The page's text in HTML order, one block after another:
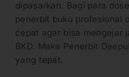
dipasarkan. Bagi para
penerbit buku profesional
cepat agar bisa mengejar
BKD. Maka Penerbit
yang tepat.